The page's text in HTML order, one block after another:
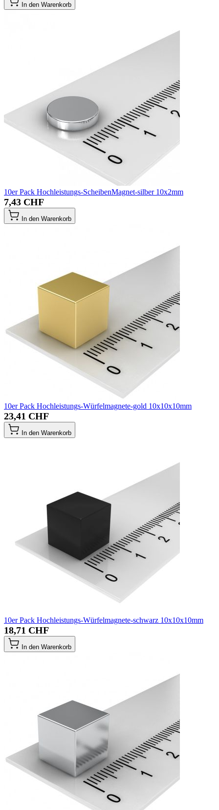
In den Warenkorb
10er Pack Hochleistungs-ScheibenMagnet-silber 10x2mm
7,43 CHF
In den Warenkorb
10er Pack Hochleistungs-Würfelmagnete-gold 10x10x10mm
23,41 CHF
In den Warenkorb
10er Pack Hochleistungs-Würfelmagnete-schwarz 10x10x10mm
18,71 CHF
In den Warenkorb